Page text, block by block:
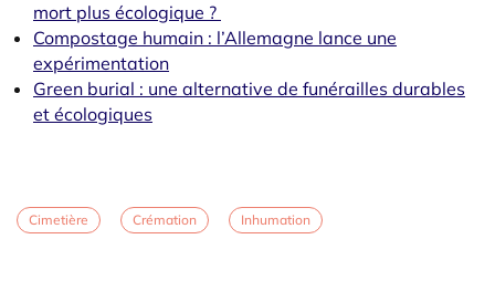
mort plus écologique ?
Compostage humain : l’Allemagne lance une
expérimentation
Green burial : une alternative de funérailles durables
et écologiques
Cimetière Crémation Inhumation